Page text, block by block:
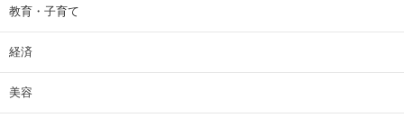
教育・子育て
経済
美容